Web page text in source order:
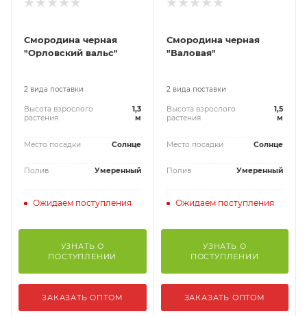
Смородина черная
"Орловский вальс"
2 вида поставки
Высота взрослого
растения
1,3
м
Место посадки Солнце
Полив Умеренный
Ожидаем поступления
УЗНАТЬ О
ПОСТУПЛЕНИИ
ЗАКАЗАТЬ ОПТОМ
Смородина черная
"Валовая"
2 вида поставки
Высота взрослого
растения
1,5
м
Место посадки Солнце
Полив Умеренный
Ожидаем поступления
УЗНАТЬ О
ПОСТУПЛЕНИИ
ЗАКАЗАТЬ ОПТОМ